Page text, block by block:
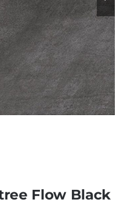
Flow Black